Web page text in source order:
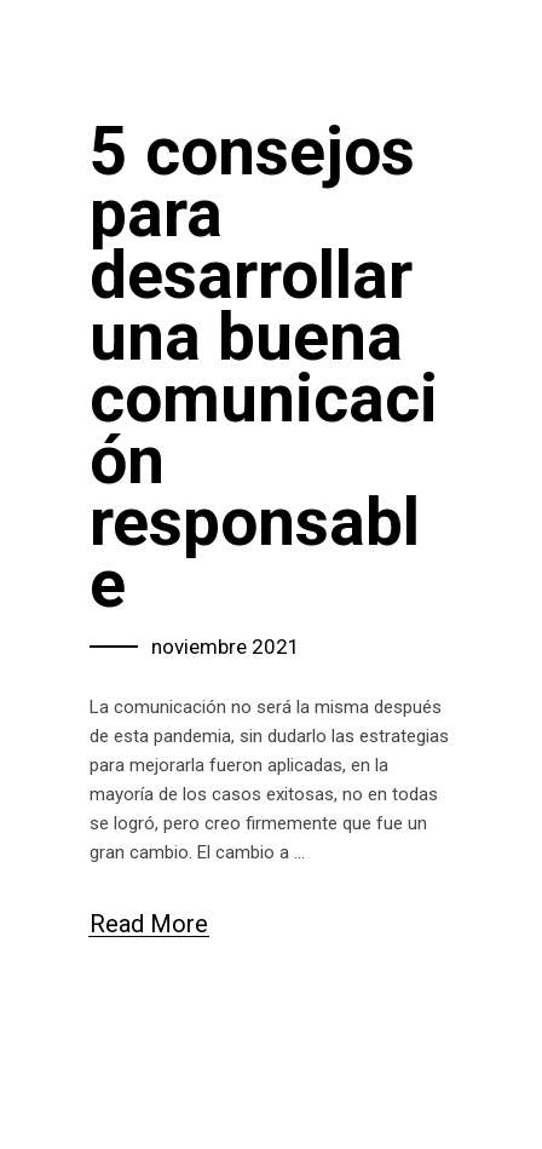
5 consejos
para
desarrollar
una buena
comunicaci
ón
responsabl
e
noviembre 2021
La comunicación no será la misma después
de esta pandemia, sin dudarlo las estrategias
para mejorarla fueron aplicadas, en la
mayoría de los casos exitosas, no en todas
se logró, pero creo firmemente que fue un
gran cambio. El cambio a
Read More